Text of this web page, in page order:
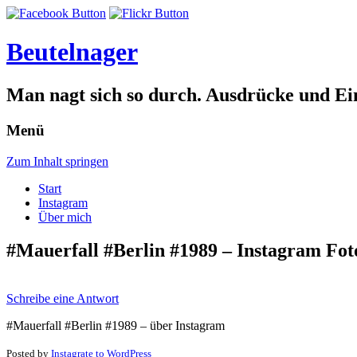
Beutelnager
Man nagt sich so durch. Ausdrücke und
Menü
Zum Inhalt springen
Start
Instagram
Über mich
#Mauerfall #Berlin #1989 – Instagram
Schreibe eine Antwort
#Mauerfall #Berlin #1989 – über Instagram
Posted by Instagrate to WordPress